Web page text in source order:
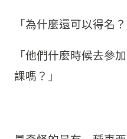
「為什麼還可以得名？
「他們什麼時候去參
課嗎？」